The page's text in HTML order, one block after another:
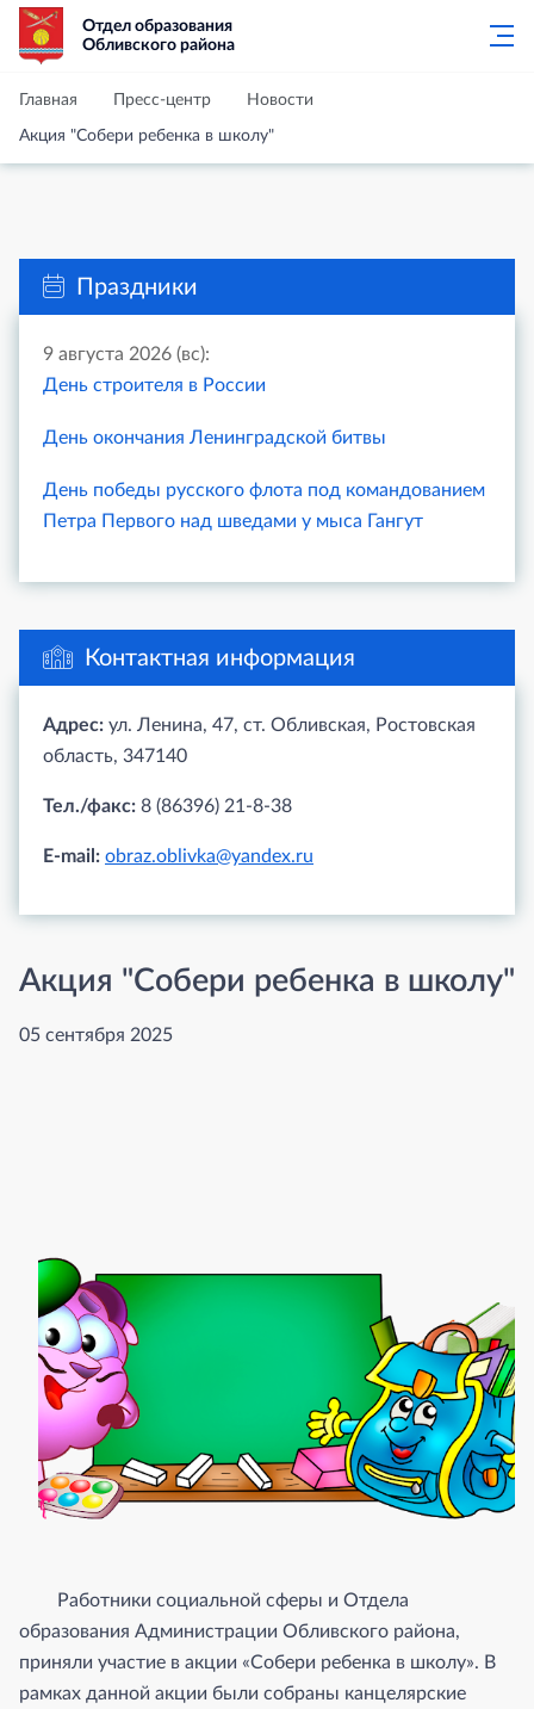
Отдел образования
Обливского района
Главная Пресс-центр Новости
Акция "Собери ребенка в школу"
Праздники
9 августа 2026 (вс):
День строителя в России
День окончания Ленинградской битвы
День победы русского флота под командованием
Петра Первого над шведами у мыса Гангут
Контактная информация
Адрес: ул. Ленина, 47, ст. Обливская, Ростовская
область, 347140
Тел./факс: 8 (86396) 21-8-38
E-mail: obraz.oblivka@yandex.ru
Акция "Собери ребенка в школу"
05 сентября 2025
Работники социальной сферы и Отдела
образования Администрации Обливского района,
приняли участие в акции «Собери ребенка в школу». В
рамках данной акции были собраны канцелярские